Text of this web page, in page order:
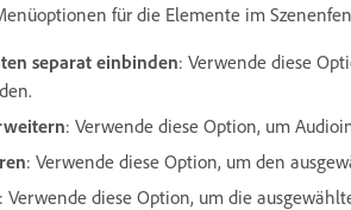
für die Elemente im
separat einbinden: Verwende diese
: Verwende diese Option, um
: Verwende diese Option, um den
: Verwende diese Option, um die